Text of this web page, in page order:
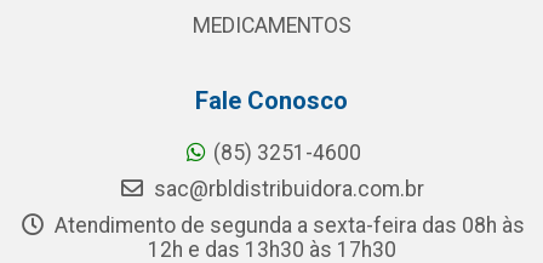
MEDICAMENTOS
Fale Conosco
(85) 3251-4600
sac@rbldistribuidora.com.br
Atendimento de segunda a sexta-feira das 08h às
12h e das 13h30 às 17h30